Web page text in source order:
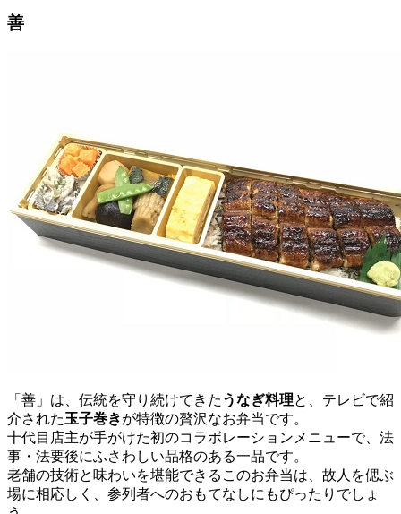
善
「善」は、伝統を守り続けてきた うなぎ料理と、テレビで紹
介された玉子巻きが特徴の贅沢なお弁当です。
十代目店主が手がけた初のコラボレーションメニューで、法
事・法要後にふさわしい品格のある一品です。
老舗の技術と味わいを堪能できるこのお弁当は、故人を偲ぶ
場に相応しく、参列者へのおもてなしにもぴったりでしょ